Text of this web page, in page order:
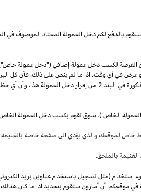
سنقوم بالدفع لكم دخل العمولة المعتاد الموصوف في
الفرصة لكسب دخل عمولة إضافي ("دخل عمولة
او عرض في أي وقت. اذا ما لم ينص علىذلك،فأن كل
في البند 2 من إقرار دخل العمولةهذا،وأن أي
الخاص"). سوق تقوم بكسب دخل العمولة
خاص لموقعك والذي يؤدي الى صفحة خاصة بالغنيمة
بالملحق.
(مثل تسجيل باستخدام عناوين بريد
في موقعكم. أن أمازون ستقوم بتحديد اذا ما كان